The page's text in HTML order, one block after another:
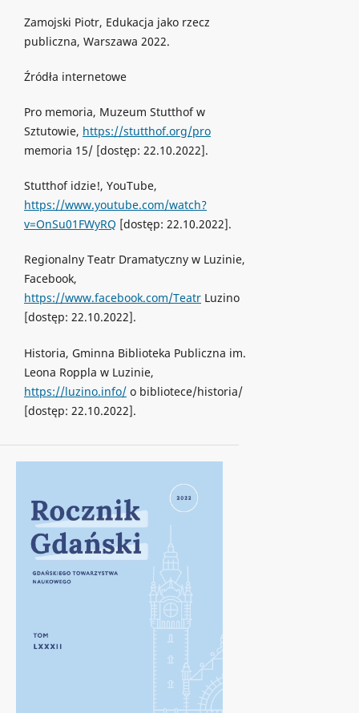
Zamojski Piotr, Edukacja jako rzecz
publiczna, Warszawa 2022.
Źródła internetowe
Pro memoria, Muzeum Stutthof w
Sztutowie, https://stutthof.org/pro
memoria 15/ [dostęp: 22.10.2022].
Stutthof idzie!, YouTube,
https://www.youtube.com/watch?
v=OnSu01FWyRQ [dostęp: 22.10.2022].
Regionalny Teatr Dramatyczny w Luzinie,
Facebook,
https://www.facebook.com/TeatrLuzino
[dostęp: 22.10.2022].
Historia, Gminna Biblioteka Publiczna im.
Leona Roppla w Luzinie,
https://luzino.info/o bibliotece/historia/
[dostęp: 22.10.2022].